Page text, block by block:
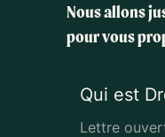
Nous allons
pour vous
Qui est
Lettre